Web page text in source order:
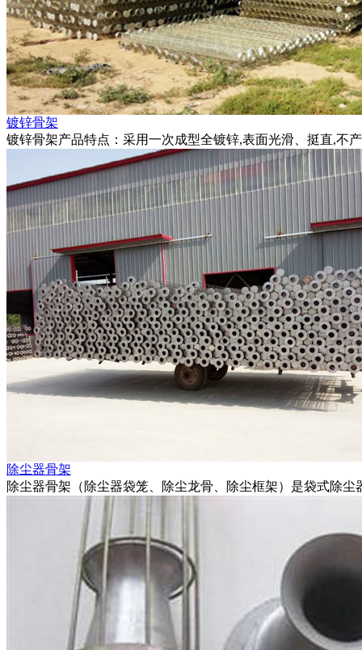
镀锌骨架
镀锌骨架产品特点：采用一次成型全镀锌,表面光滑、挺直,不
除尘器骨架
除尘器骨架（除尘器袋笼、除尘龙骨、除尘框架）是袋式除尘